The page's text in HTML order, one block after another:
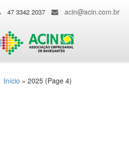
47 3342 2037 acin@acin.com.br
Início » 2025 (Page 4)